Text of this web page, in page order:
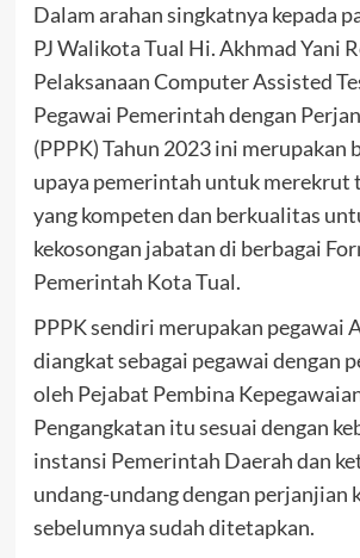
Dalam arahan singkatnya kepada
PJ Walikota Tual Hi. Akhmad Yani
Pelaksanaan Computer Assisted
Pegawai Pemerintah dengan
(PPPK) Tahun 2023 ini merupakan
upaya pemerintah untuk merekrut
yang kompeten dan berkualitas
kekosongan jabatan di berbagai
Pemerintah Kota Tual.
PPPK sendiri merupakan pegawai
diangkat sebagai pegawai dengan
oleh Pejabat Pembina
Pengangkatan itu sesuai dengan
instansi Pemerintah Daerah dan
undang-undang dengan perjanjian
sebelumnya sudah ditetapkan.